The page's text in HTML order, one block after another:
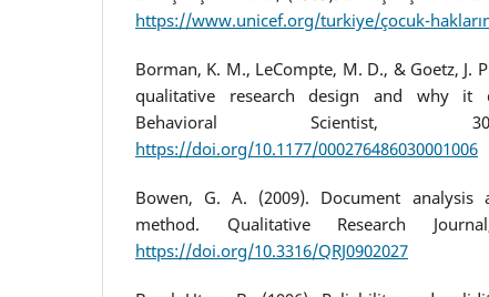
https://www.unicef.org/turkiye/çocuk-
Borman, K. M., LeCompte, M. D., & Goetz, J.
qualitative research design and why it
Behavioral Scientist,
https://doi.org/10.1177/000276486030001006
Bowen, G. A. (2009). Document analysis
method. Qualitative Research
https://doi.org/10.3316/QRJ0902027